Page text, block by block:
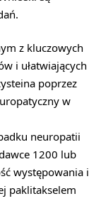
z kluczowych
i ułatwiających
poprzez
w
neuropatii
1200 lub
występowania i
paklitakselem